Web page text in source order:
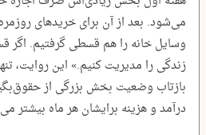
می‌شود. بعد از آن برای خریدهای
وسایل خانه را هم قسطی گرفتیم. اگر
زندگی را مدیریت کنیم.» این روایت،
بازتاب وضعیت بخش بزرگی از
درآمد و هزینه برایشان هر ماه بیشتر